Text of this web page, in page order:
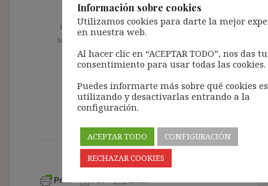
Ir al «Índice General de Entradas por temas»
Ir a «Entradas sobre cesión ilegal de trabajadores»
Ir a «Cesión legal e ilegal: síntesis sistematizada de
Información sobre cookies
Utilizamos cookies para darte la mejor
en nuestra web.
Al hacer clic en “ACEPTAR TODO”, nos das tu
consentimiento para usar todas las cookies.
Puedes informarte más sobre qué cookies
utilizando y desactivarlas entrando a la
configuración.
ACEPTAR TODO
CONFIGURACIÓN
RECHAZAR COOKIES